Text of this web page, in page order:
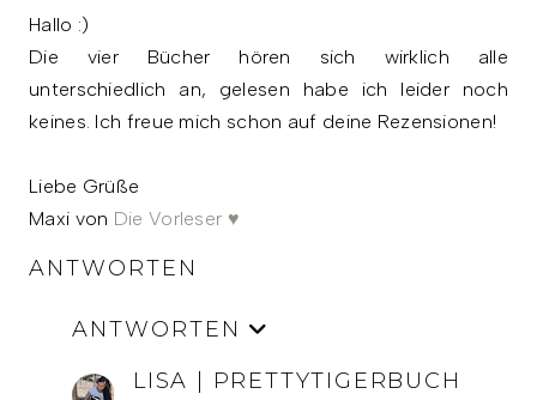
Hallo :)
Die vier Bücher hören sich wirklich alle
unterschiedlich an, gelesen habe ich leider noch
keines. Ich freue mich schon auf deine Rezensionen!
Liebe Grüße
Maxi von Die Vorleser ♥
ANTWORTEN
ANTWORTEN
LISA | PRETTYTIGERBUCH